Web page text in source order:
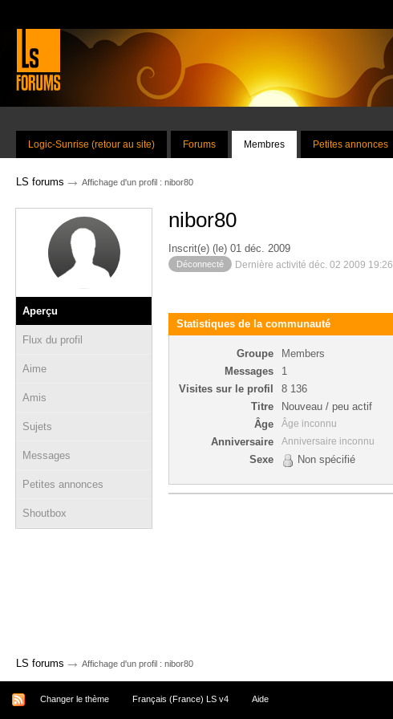
Logic-Sunrise (retour au site) Forums Membres Petites annonces
LS forums → Affichage d'un profil : nibor80
Aperçu
Flux du profil
Aime
Amis
Sujets
Messages
Petites annonces
Shoutbox
nibor80
Inscrit(e) (le) 01 déc. 2009
Déconnecté Dernière activité déc. 02 2009 19:26
Statistiques de la communauté
Groupe
Members
Messages
1
Visites sur le profil
8 136
Titre
Nouveau / peu actif
Âge
Âge inconnu
Anniversaire Anniversaire inconnu
Sexe Non spécifié
LS forums → Affichage d'un profil : nibor80
Changer le thème Français (France) LS v4 Aide